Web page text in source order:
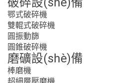
鄂式破碎機
雙輥式破碎機
圓振動篩
圓錐破碎機
磨礦設(shè)備
棒磨機